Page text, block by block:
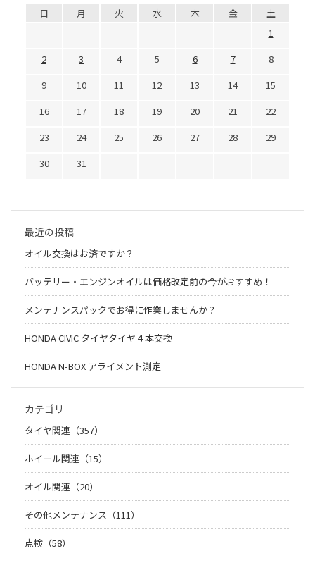
日 月 火 水 木 金
土
1
2
3 4 5 6 7
8
9
10 11 12 13 14
15
16
17 18 19 20 21
22
23
24 25 26 27 28
29
30
31
最近の投稿
オイル交換はお済ですか？
バッテリー・エンジンオイルは価格改定前の今がおすすめ！
メンテナンスパックでお得に作業しませんか？
HONDA CIVIC タイヤタイヤ４本交換
HONDA N-BOX アライメント測定
カテゴリ
タイヤ関連（357）
ホイール関連（15）
オイル関連（20）
その他メンテナンス（111）
点検（58）